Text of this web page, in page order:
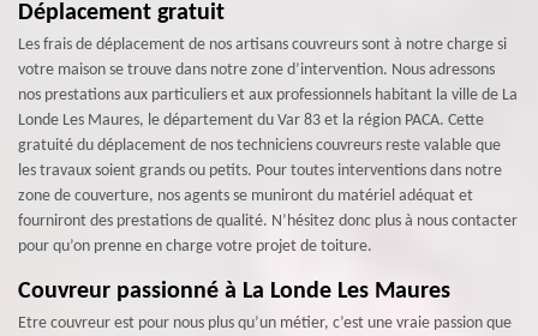
Déplacement gratuit
Les frais de déplacement de nos artisans couvreurs sont à notre charge si
votre maison se trouve dans notre zone d’intervention. Nous adressons
nos prestations aux particuliers et aux professionnels habitant la ville de La
Londe Les Maures, le département du Var 83 et la région PACA. Cette
gratuité du déplacement de nos techniciens couvreurs reste valable que
les travaux soient grands ou petits. Pour toutes interventions dans notre
zone de couverture, nos agents se muniront du matériel adéquat et
fourniront des prestations de qualité. N’hésitez donc plus à nous contacter
pour qu’on prenne en charge votre projet de toiture.
Couvreur passionné à La Londe Les Maures
Etre couvreur est pour nous plus qu’un métier, c’est une vraie passion que